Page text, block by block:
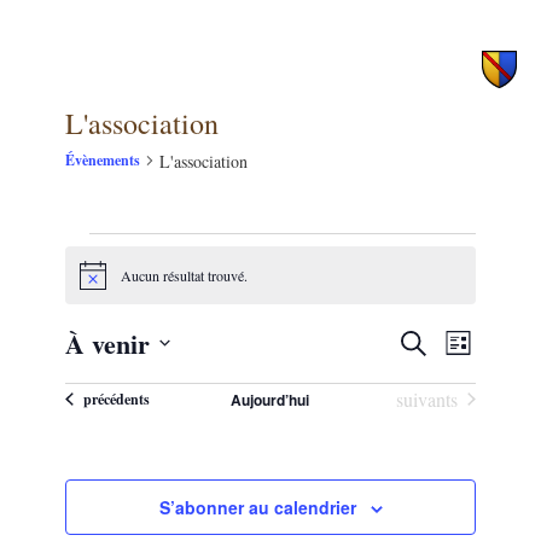
L'association
Évènements L'association
Notice Aucun résultat trouvé.
Recherche
et
navigation
vues
Recherche
DE
VUES
Liste
À venir
uneÉvènements
précédents Aujourd’hui Évènements
suivants
S’abonner au calendrier